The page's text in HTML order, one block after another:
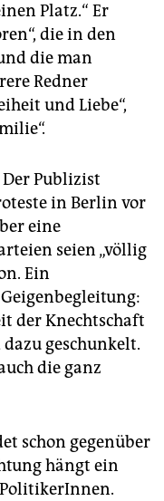
Platz.“ Er
die in den
die man
Redner
und Liebe“,
Der Publizist
in Berlin vor
eine
seien „völlig
Ein
der Knechtschaft
geschunkelt.
die ganz
schon gegenüber
hängt ein